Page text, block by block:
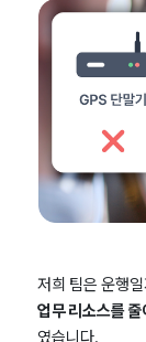
저희 팀은 운행
업무 리소스를 줄
였습니다.